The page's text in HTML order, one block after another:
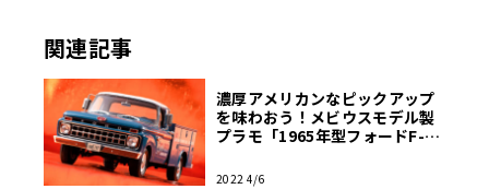
関連記事
濃厚アメリカンなピックアップ
を味わおう！メビウスモデル製
プラモ「1965年型フォードF-10
2022 4/6